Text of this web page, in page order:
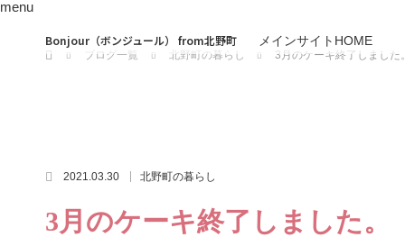
menu
Bonjour（ボンジュール） from北野町 メインサイトHOME
ホーム
ブログ一覧
北野町の暮らし 3月のケーキ終了しました
2021.03.30 北野町の暮らし
3月のケーキ終了しました。